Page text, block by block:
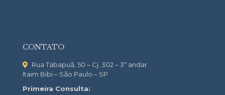
CONTATO
Rua Tabapuã, 50 – Cj. 302 – 3º andar
Itaim Bibi – São Paulo – SP
Primeira Consulta: